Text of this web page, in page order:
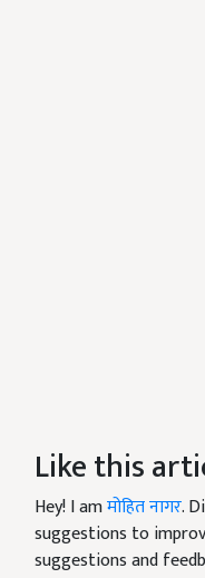
Like this
Hey! I amमोहित नागर.
suggestions to
suggestions and